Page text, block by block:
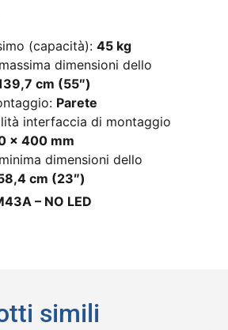
(capacità):45 kg
dimensioni dello
cm (55″)
Parete
interfaccia di montaggio
x 400 mm
dimensioni dello
cm (23″)
– NO LED
simili